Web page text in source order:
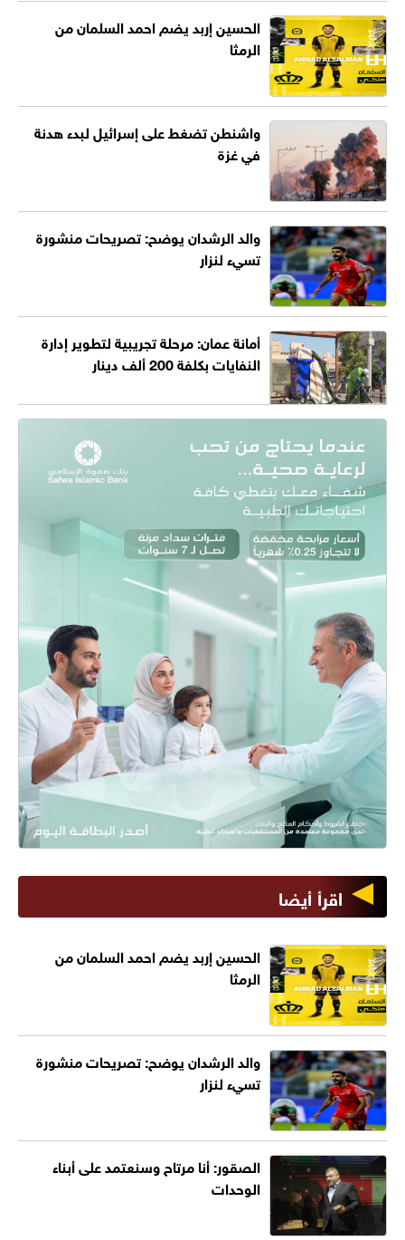
الحسين إربد يضم احمد السلمان من
الرمثا
واشنطن تضغط على إسرائيل لبدء هدنة
في غزة
والد الرشدان يوضح: تصريحات منشورة
تسيء لنزار
أمانة عمان: مرحلة تجريبية لتطوير إدارة
النفايات بكلفة 200 ألف دينار
اقرأ أيضا
الحسين إربد يضم احمد السلمان من
الرمثا
والد الرشدان يوضح: تصريحات منشورة
تسيء لنزار
الصقور: أنا مرتاح وسنعتمد على أبناء
الوحدات